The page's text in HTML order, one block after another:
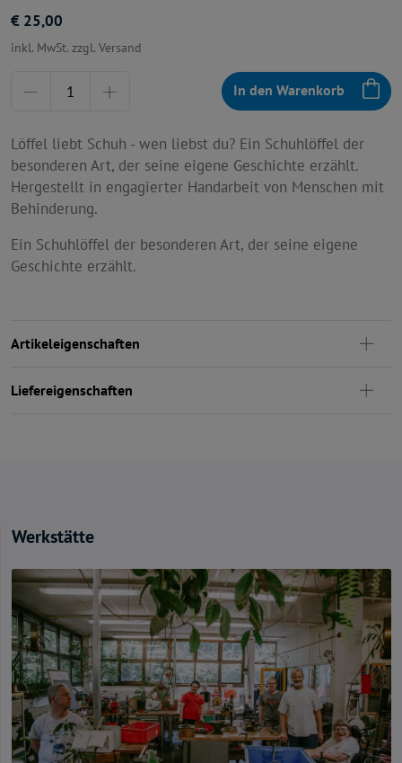
€ 25,00
inkl. MwSt. zzgl. Versand
In den Warenkorb
Löffel liebt Schuh - wen liebst du? Ein Schuhlöffel der
besonderen Art, der seine eigene Geschichte erzählt.
Hergestellt in engagierter Handarbeit von Menschen mit
Behinderung.
Ein Schuhlöffel der besonderen Art, der seine eigene
Geschichte erzählt.
Artikeleigenschaften
Liefereigenschaften
Werkstätte